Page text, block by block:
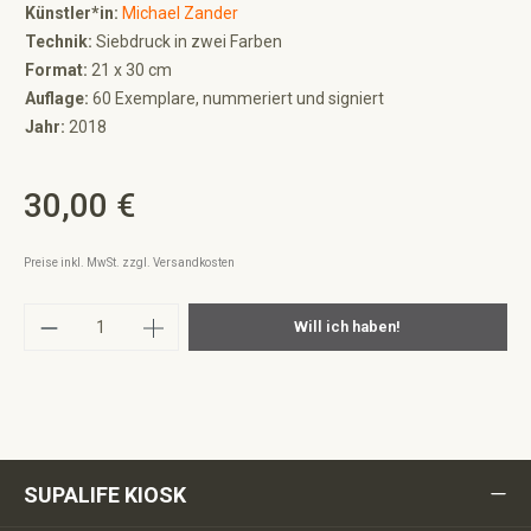
Künstler*in: Michael Zander
Technik: Siebdruck in zwei Farben
Format: 21 x 30 cm
Auflage: 60 Exemplare, nummeriert und signiert
Jahr: 2018
Regulärer Preis:
30,00 €
Preise inkl. MwSt. zzgl. Versandkosten
Produkt Anzahl: Gib den gewünschten
Will ich haben!
SUPALIFE KIOSK